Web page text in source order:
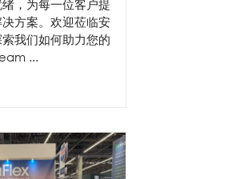
，为每一位客户提
方案。欢迎莅临安
我们如何助力您的
...